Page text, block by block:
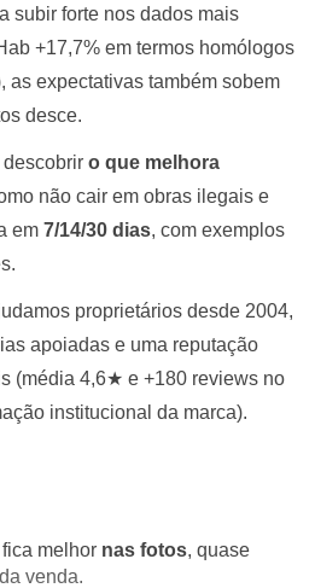
subir forte nos dados mais
+17,7% em termos homólogos
as expectativas também sobem
desce.
o que melhora
não cair em obras ilegais e
em 7/14/30 dias, com exemplos
proprietários desde 2004,
apoiadas e uma reputação
(média 4,6★ e +180 reviews no
institucional da marca).
melhor nas fotos, quase
venda.